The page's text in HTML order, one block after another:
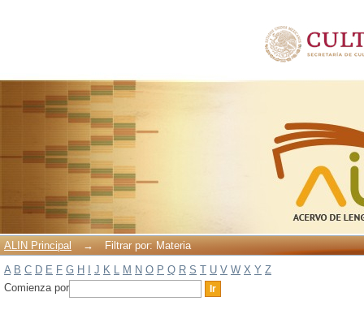
ALIN Principal →
Filtrar por: Materia
A B C D E F G H J K L M N O P Q R S T U V W X Y Z
Comienza por